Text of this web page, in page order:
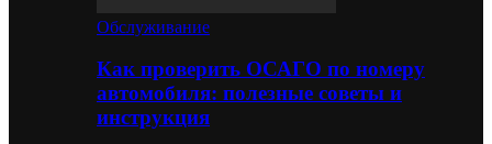
Обслуживание
Как проверить ОСАГО по номеру
автомобиля: полезные советы и
инструкция